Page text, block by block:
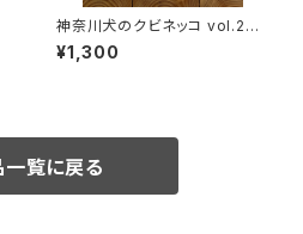
神奈川犬のクビネッコ vol.2
特集：CRAFT on my LIFE
¥1,300
一覧に戻る